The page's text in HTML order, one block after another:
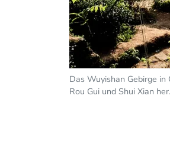
Das Wuyishan Gebirge
Rou Gui und Shui Xian her.